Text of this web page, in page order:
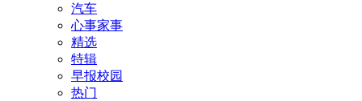
汽车
心事家事
精选
特辑
早报校园
热门